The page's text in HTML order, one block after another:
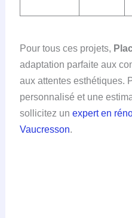
Pour tous ces projets,
adaptation parfaite aux
aux attentes esthétiques.
personnalisé et une
sollicitez un expert en
Vaucresson.